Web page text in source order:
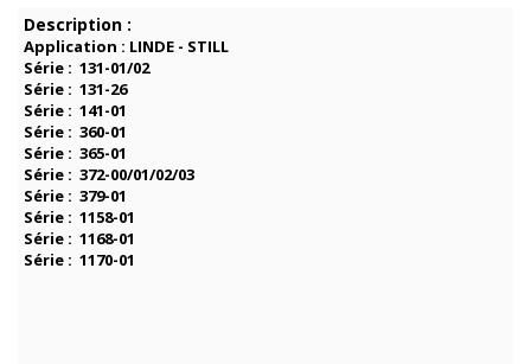
Description :
Application : LINDE - STILL
Série : 131-01/02
Série : 131-26
Série : 141-01
Série : 360-01
Série : 365-01
Série : 372-00/01/02/03
Série : 379-01
Série : 1158-01
Série : 1168-01
Série : 1170-01